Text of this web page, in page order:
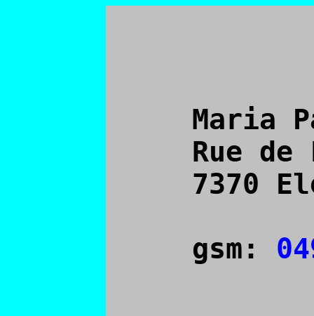
Maria
Rue de
7370
     gsm: